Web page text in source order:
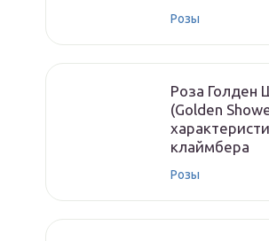
Розы
Роза Голден
(Golden
клаймбера
Розы